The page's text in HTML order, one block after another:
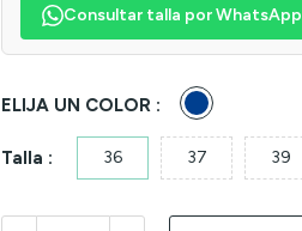
Consultar talla por WhatsApp
ELIJA UN COLOR : Azul
Talla : 36 37 39